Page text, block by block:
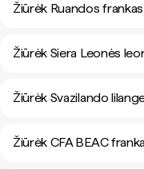
Žiūrėk Ruandos
Žiūrėk Siera Leonės
Žiūrėk Svazilando
Žiūrėk CFA BEAC